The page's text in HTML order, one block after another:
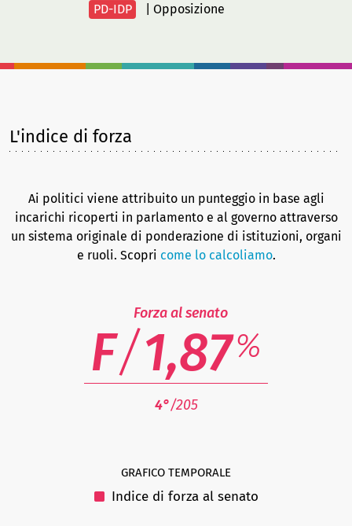
PD-IDP
|Opposizione
L'indice di forza
Ai politici viene attribuito un punteggio in base agli
incarichi ricoperti in parlamento e al governo attraverso
un sistema originale di ponderazione di istituzioni, organi
e ruoli. Scopri come lo calcoliamo.
Forza al senato
F/1,87%
4°/205
GRAFICO TEMPORALE
Indice di forza al senato